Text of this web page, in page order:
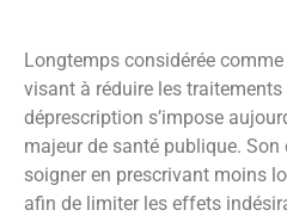
Longtemps considérée
visant à réduire les
déprescription s’impose
majeur de santé publique.
soigner en prescrivant moins
afin de limiter les effets